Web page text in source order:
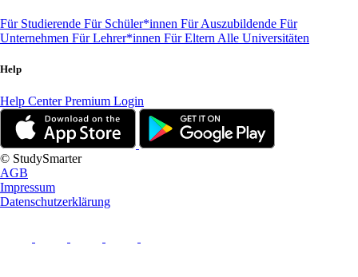
Für Studierende Für Schüler*innen Für Auszubildende Für
Unternehmen Für Lehrer*innen Für Eltern Alle Universitäten
Help
Help CenterPremium Login
© StudySmarter
AGB
Impressum
Datenschutzerklärung